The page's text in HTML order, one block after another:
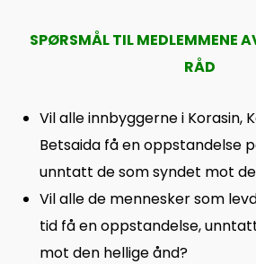
SPØRSMÅL TIL MEDLEMMENE
RÅD
Vil alle innbyggerne i Korasin,
Betsaida få en oppstandelse
unntatt de som syndet mot
Vil alle de mennesker som
tid få en oppstandelse,
mot den hellige ånd?